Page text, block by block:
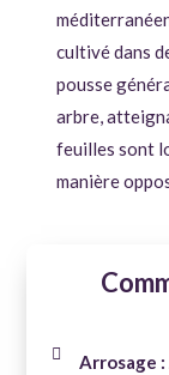
cultivé dans
pousse
arbre,
feuilles sont
manière
Arrosage :